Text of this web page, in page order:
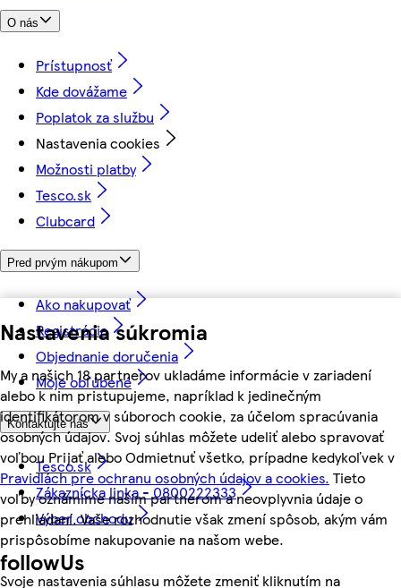
Nastavenia súkromia
My a našich 18 partnerov ukladáme informácie v zariadení
alebo k nim pristupujeme, napríklad k jedinečným
identifikátorom v súboroch cookie, za účelom spracúvania
osobných údajov. Svoj súhlas môžete udeliť alebo spravovať
voľbou Prijať alebo Odmietnuť všetko, prípadne kedykoľvek v
Pravidlách pre ochranu osobných údajov a cookies. Tieto
voľby oznámime našim partnerom a neovplyvnia údaje o
prehliadaní. Vaše rozhodnutie však zmení spôsob, akým vám
prispôsobíme nakupovanie na našom webe.
Svoje nastavenia súhlasu môžete zmeniť kliknutím na
O nás
Prístupnosť
Kde dovážame
Poplatok za službu
Nastavenia cookies
Možnosti platby
Tesco.sk
Clubcard
Pred prvým nákupom
Ako nakupovať
Registrácia
Objednanie doručenia
Moje obľúbené
Kontaktujte nás
Tesco.sk
Zákaznícka linka - 0800222333
Výber obchodu
followUs